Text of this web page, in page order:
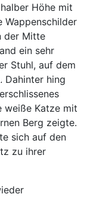
Höhe mit
Wappenschilder
der Mitte
ein sehr
Stuhl, auf dem
Dahinter hing
weiße Katze mit
Berg zeigte.
sich auf den
zu ihrer